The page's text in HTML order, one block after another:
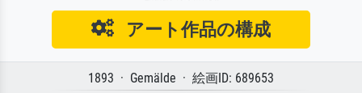
アート作品の構成
1893 · Gemälde · 絵画ID: 689653